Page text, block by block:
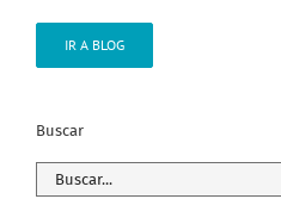
IR A BLOG
Buscar
Buscar: